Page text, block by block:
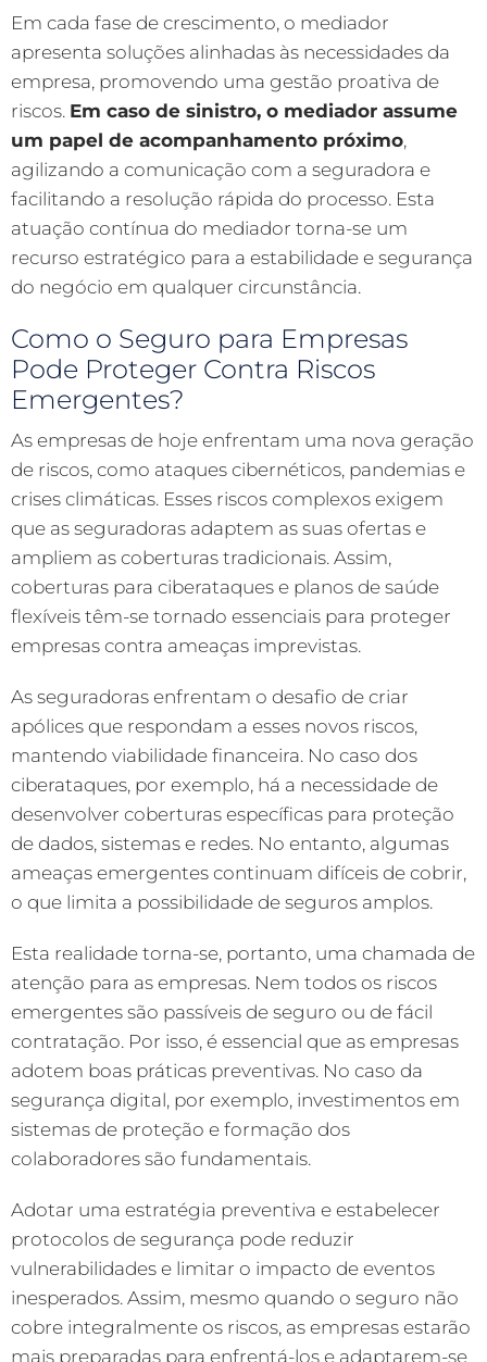
Em cada fase de crescimento, o mediador
apresenta soluções alinhadas às necessidades da
empresa, promovendo uma gestão proativa de
riscos. Em caso de sinistro, o mediador assume
um papel de acompanhamento próximo,
agilizando a comunicação com a seguradora e
facilitando a resolução rápida do processo. Esta
atuação contínua do mediador torna-se um
recurso estratégico para a estabilidade e segurança
do negócio em qualquer circunstância.
Como o Seguro para Empresas
Pode Proteger Contra Riscos
Emergentes?
As empresas de hoje enfrentam uma nova geração
de riscos, como ataques cibernéticos, pandemias e
crises climáticas. Esses riscos complexos exigem
que as seguradoras adaptem as suas ofertas e
ampliem as coberturas tradicionais. Assim,
coberturas para ciberataques e planos de saúde
flexíveis têm-se tornado essenciais para proteger
empresas contra ameaças imprevistas.
As seguradoras enfrentam o desafio de criar
apólices que respondam a esses novos riscos,
mantendo viabilidade financeira. No caso dos
ciberataques, por exemplo, há a necessidade de
desenvolver coberturas específicas para proteção
de dados, sistemas e redes. No entanto, algumas
ameaças emergentes continuam difíceis de cobrir,
o que limita a possibilidade de seguros amplos.
Esta realidade torna-se, portanto, uma chamada de
atenção para as empresas. Nem todos os riscos
emergentes são passíveis de seguro ou de fácil
contratação. Por isso, é essencial que as empresas
adotem boas práticas preventivas. No caso da
segurança digital, por exemplo, investimentos em
sistemas de proteção e formação dos
colaboradores são fundamentais.
Adotar uma estratégia preventiva e estabelecer
protocolos de segurança pode reduzir
vulnerabilidades e limitar o impacto de eventos
inesperados. Assim, mesmo quando o seguro não
cobre integralmente os riscos, as empresas estarão
mais preparadas para enfrentá-los e adaptarem-se